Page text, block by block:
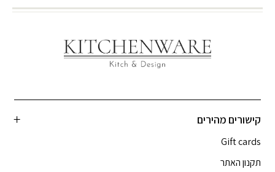
קישורים מהירים
Gift cards
תקנון האתר